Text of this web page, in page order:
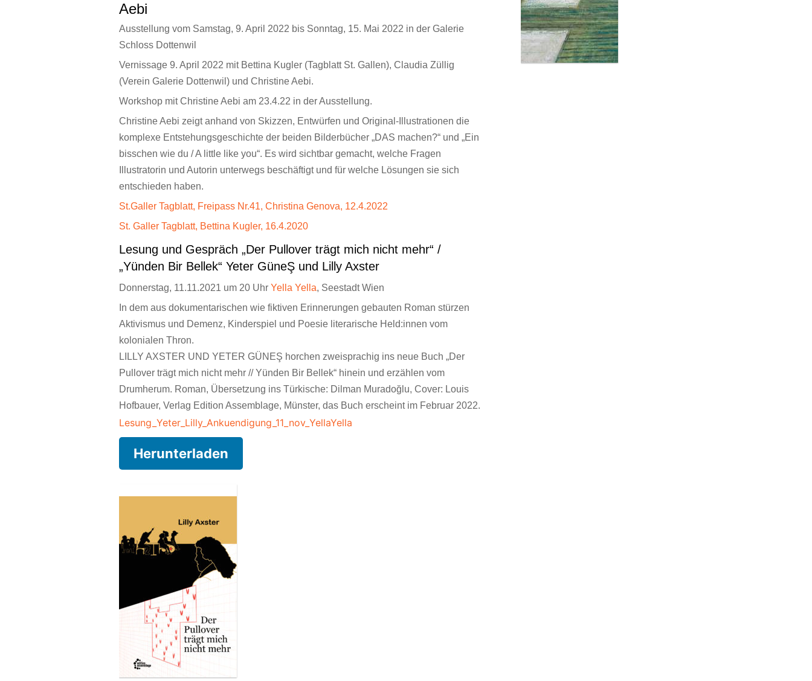
Aebi
Ausstellung vom Samstag, 9. April 2022 bis Sonntag, 15. Mai 2022 in der Galerie
Schloss Dottenwil
Vernissage 9. April 2022 mit Bettina Kugler (Tagblatt St. Gallen), Claudia Züllig
(Verein Galerie Dottenwil) und Christine Aebi.
Workshop mit Christine Aebi am 23.4.22 in der Ausstellung.
Christine Aebi zeigt anhand von Skizzen, Entwürfen und Original-Illustrationen die
komplexe Entstehungsgeschichte der beiden Bilderbücher „DAS machen?“ und „Ein
bisschen wie du / A little like you“. Es wird sichtbar gemacht, welche Fragen
Illustratorin und Autorin unterwegs beschäftigt und für welche Lösungen sie sich
entschieden haben.
St.Galler Tagblatt, Freipass Nr.41, Christina Genova, 12.4.2022
St. Galler Tagblatt, Bettina Kugler, 16.4.2020
Lesung und Gespräch „Der Pullover trägt mich nicht mehr“ /
„Yünden Bir Bellek“ Yeter GüneŞ und Lilly Axster
Donnerstag, 11.11.2021 um 20 Uhr Yella Yella, Seestadt Wien
In dem aus dokumentarischen wie fiktiven Erinnerungen gebauten Roman stürzen
Aktivismus und Demenz, Kinderspiel und Poesie literarische Held:innen vom
kolonialen Thron.
LILLY AXSTER UND YETER GÜNEŞ horchen zweisprachig ins neue Buch „Der
Pullover trägt mich nicht mehr // Yünden Bir Bellek“ hinein und erzählen vom
Drumherum. Roman, Übersetzung ins Türkische: Dilman Muradoğlu, Cover: Louis
Hofbauer, Verlag Edition Assemblage, Münster, das Buch erscheint im Februar 2022.
Lesung_Yeter_Lilly_Ankuendigung_11_nov_YellaYella
Herunterladen